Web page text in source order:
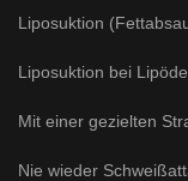
Liposuktion
Liposuktion bei
Mit einer gezielten
Nie wieder